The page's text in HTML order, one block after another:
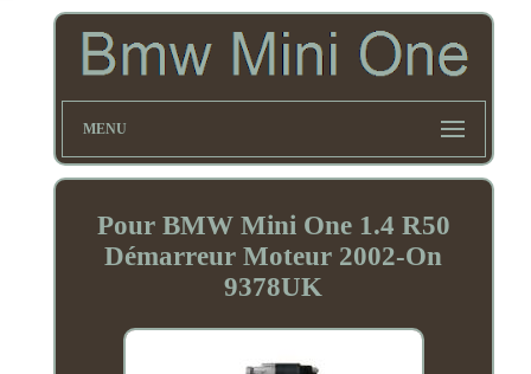
MENU
Pour BMW Mini One 1.4 R50
Démarreur Moteur 2002-On
9378UK